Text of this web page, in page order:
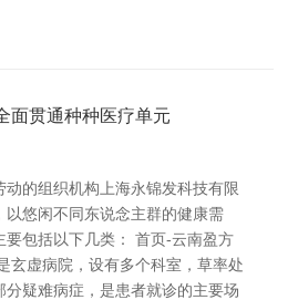
面贯通种种医疗单元
动的组织机构上海永锦发科技有限
以悠闲不同东说念主群的健康需
要包括以下几类： 首页-云南盈方
玄虚病院，设有多个科室，草率处
疑难病症，是患者就诊的主要场